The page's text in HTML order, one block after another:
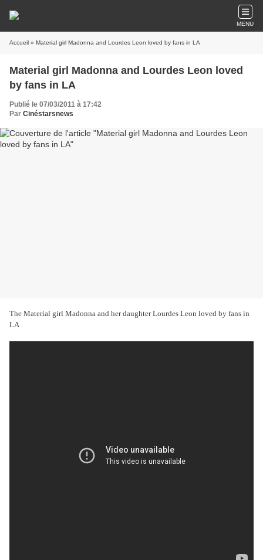
MENU
Accueil » Material girl Madonna and Lourdes Leon loved by fans in LA
Material girl Madonna and Lourdes Leon loved
by fans in LA
Publié le 07/03/2011 à 17:42
Par Cinéstarsnews
The Material girl Madonna and her daughter Lourdes Leon loved by fans in
LA